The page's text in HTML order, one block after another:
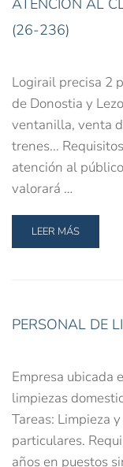
ATENCIÓN AL
(26-236)
Logirail precisa 2
de Donostia y
ventanilla, venta
trenes...
atención al
valorará …
LEER MÁS
PERSONAL DE
Empresa ubicada
limpiezas
Tareas: Limpieza
particulares.
años en puestos